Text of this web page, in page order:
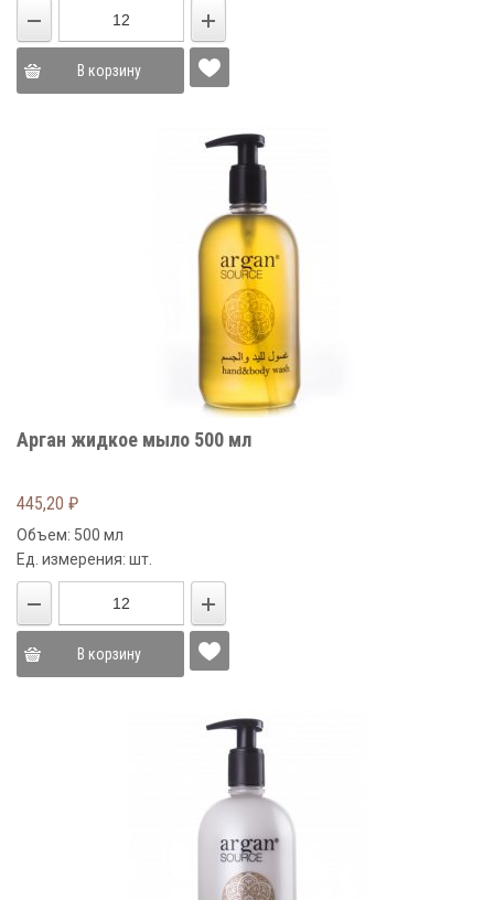
В корзину
Арган жидкое мыло 500 мл
445,20 ₽
Объем: 500 мл
Ед. измерения: шт.
В корзину